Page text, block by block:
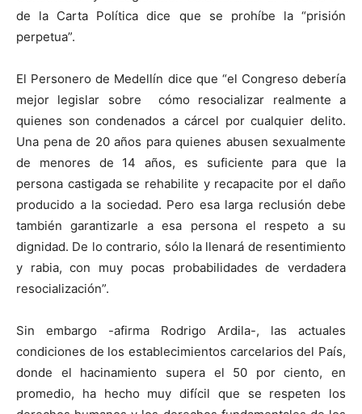
de la Carta Política dice que se prohíbe la “prisión
perpetua”.
El Personero de Medellín dice que “el Congreso debería
mejor legislar sobre cómo resocializar realmente a
quienes son condenados a cárcel por cualquier delito.
Una pena de 20 años para quienes abusen sexualmente
de menores de 14 años, es suficiente para que la
persona castigada se rehabilite y recapacite por el daño
producido a la sociedad. Pero esa larga reclusión debe
también garantizarle a esa persona el respeto a su
dignidad. De lo contrario, sólo la llenará de resentimiento
y rabia, con muy pocas probabilidades de verdadera
resocialización”.
Sin embargo -afirma Rodrigo Ardila-, las actuales
condiciones de los establecimientos carcelarios del País,
donde el hacinamiento supera el 50 por ciento, en
promedio, ha hecho muy difícil que se respeten los